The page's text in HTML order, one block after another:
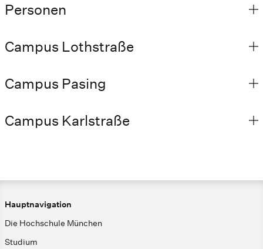
Personen
Campus Lothstraße
Campus Pasing
Campus Karlstraße
Hauptnavigation
Die Hochschule München
Studium